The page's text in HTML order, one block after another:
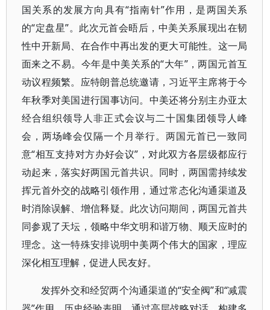
国关系的发展方向具有“指南针”作用，是两国关系
的“定盘星”。此次元首会晤后，中美关系展现出在韧
性中开新局、在合作中再出发的更大可能性。这一局
面来之不易。今年是中美关系的“大年”，两国元首互
动议程频繁。应特朗普总统邀请，习近平主席将于今
年秋季对美国进行国事访问。中美还将分别主办亚太
经合组织领导人非正式会议与二十国集团领导人峰
会，两场峰会仅隔一个月举行。两国元首已一致同
意“相互支持对方办好会议”，对此双方各层级都应行
动起来，落实好两国元首共识。同时，两国需持续发
挥元首外交的战略引领作用，通过常态化沟通渠道及
时消除误解、增信释疑。此次访问期间，两国元首共
同参观了天坛，领略中华文明和谐万物、顺天应时的
理念。这一特殊安排说明中美两个伟大的国家，理应
深化相互理解，促进人民友好。
发挥外交和经贸两个沟通渠道的“安全阀”和“减震